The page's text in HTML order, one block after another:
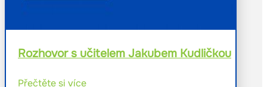
Rozhovor s učitelem Jakubem Kudličkou
Přečtěte si více